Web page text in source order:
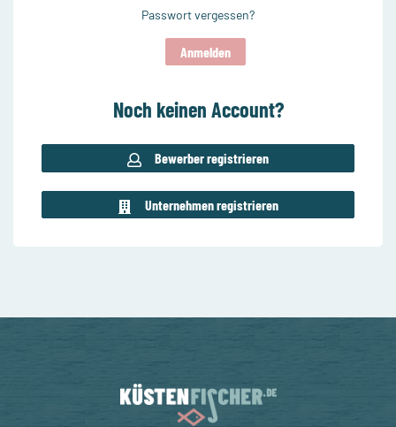
Passwort vergessen?
Noch keinen Account?
Bewerber registrieren
Unternehmen registrieren